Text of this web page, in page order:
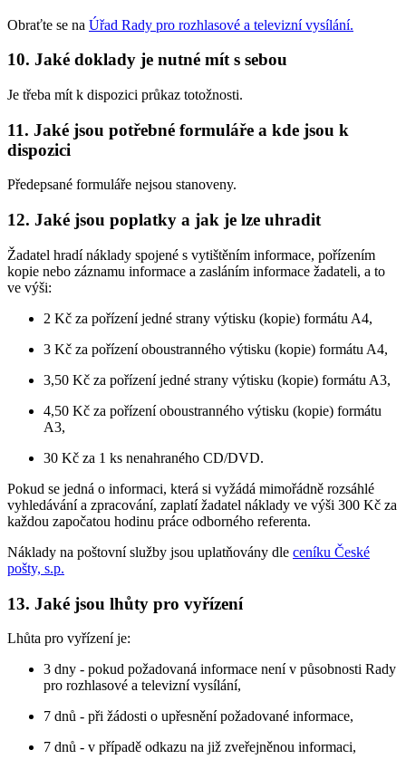
Obraťte se na Úřad Rady pro rozhlasové a televizní vysílání.
10. Jaké doklady je nutné mít s sebou
Je třeba mít k dispozici průkaz totožnosti.
11. Jaké jsou potřebné formuláře a kde jsou k
dispozici
Předepsané formuláře nejsou stanoveny.
12. Jaké jsou poplatky a jak je lze uhradit
Žadatel hradí náklady spojené s vytištěním informace, pořízením
kopie nebo záznamu informace a zasláním informace žadateli, a to
ve výši:
2 Kč za pořízení jedné strany výtisku (kopie) formátu A4,
3 Kč za pořízení oboustranného výtisku (kopie) formátu A4,
3,50 Kč za pořízení jedné strany výtisku (kopie) formátu A3,
4,50 Kč za pořízení oboustranného výtisku (kopie) formátu
A3,
30 Kč za 1 ks nenahraného CD/DVD.
Pokud se jedná o informaci, která si vyžádá mimořádně rozsáhlé
vyhledávání a zpracování, zaplatí žadatel náklady ve výši 300 Kč za
každou započatou hodinu práce odborného referenta.
Náklady na poštovní služby jsou uplatňovány dle ceníku České
pošty, s.p.
13. Jaké jsou lhůty pro vyřízení
Lhůta pro vyřízení je:
3 dny - pokud požadovaná informace není v působnosti Rady
pro rozhlasové a televizní vysílání,
7 dnů - při žádosti o upřesnění požadované informace,
7 dnů - v případě odkazu na již zveřejněnou informaci,